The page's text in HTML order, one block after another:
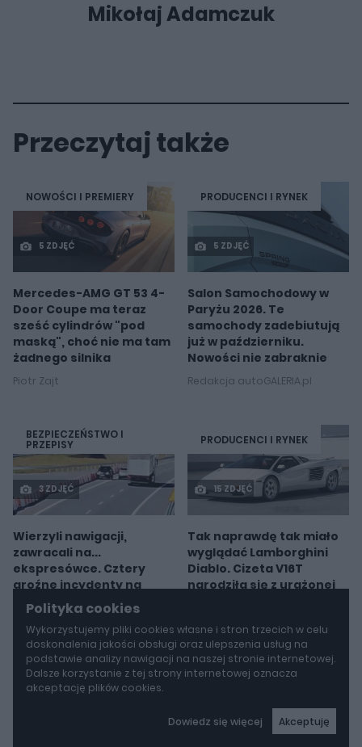
Mikołaj Adamczuk
Przeczytaj także
NOWOŚCI I PREMIERY
5 ZDJĘĆ
Mercedes-AMG GT 53 4-
Door Coupe ma teraz
sześć cylindrów "pod
maską", choć nie ma tam
żadnego silnika
Piotr Zajt
PRODUCENCI I RYNEK
5 ZDJĘĆ
Salon Samochodowy w
Paryżu 2026. Te
samochody zadebiutują
już w październiku.
Nowości nie zabraknie
Redakcja autoGALERIA.pl
BEZPIECZEŃSTWO I
PRZEPISY
3 ZDJĘĆ
Wierzyli nawigacji,
zawracali na...
ekspresówce. Cztery
groźne incydenty na
nowej S1 są ważnym
ostrzeżeniem
Redakcja autoGALERIA.pl
PRODUCENCI I RYNEK
15 ZDJĘĆ
Tak naprawdę tak miało
wyglądać Lamborghini
Diablo. Cizeta V16T
narodziła się z urażonej
Redakcja autoGALERIA.pl
Polityka cookies
Wykorzystujemy pliki cookies własne i stron trzecich w celu
doskonalenia jakości obsługi oraz ulepszenia usług na
podstawie analizy nawigacji na naszej stronie internetowej.
Dalsze korzystanie z tej strony internetowej oznacza
akceptację plików cookies.
Dowiedz się więcej Akceptuję